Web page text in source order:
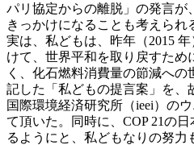
パリ協定からの離脱」の発言が
きっかけになることも考えられ
実は、私どもは、昨年（2015
けて、世界平和を取り戻すため
く、化石燃料消費量の節減へ
記した「私どもの提言案」を、
国際環境経済研究所（ieei）の
て頂いた。同時に、COP 21の
るようにと、私どもなりの努